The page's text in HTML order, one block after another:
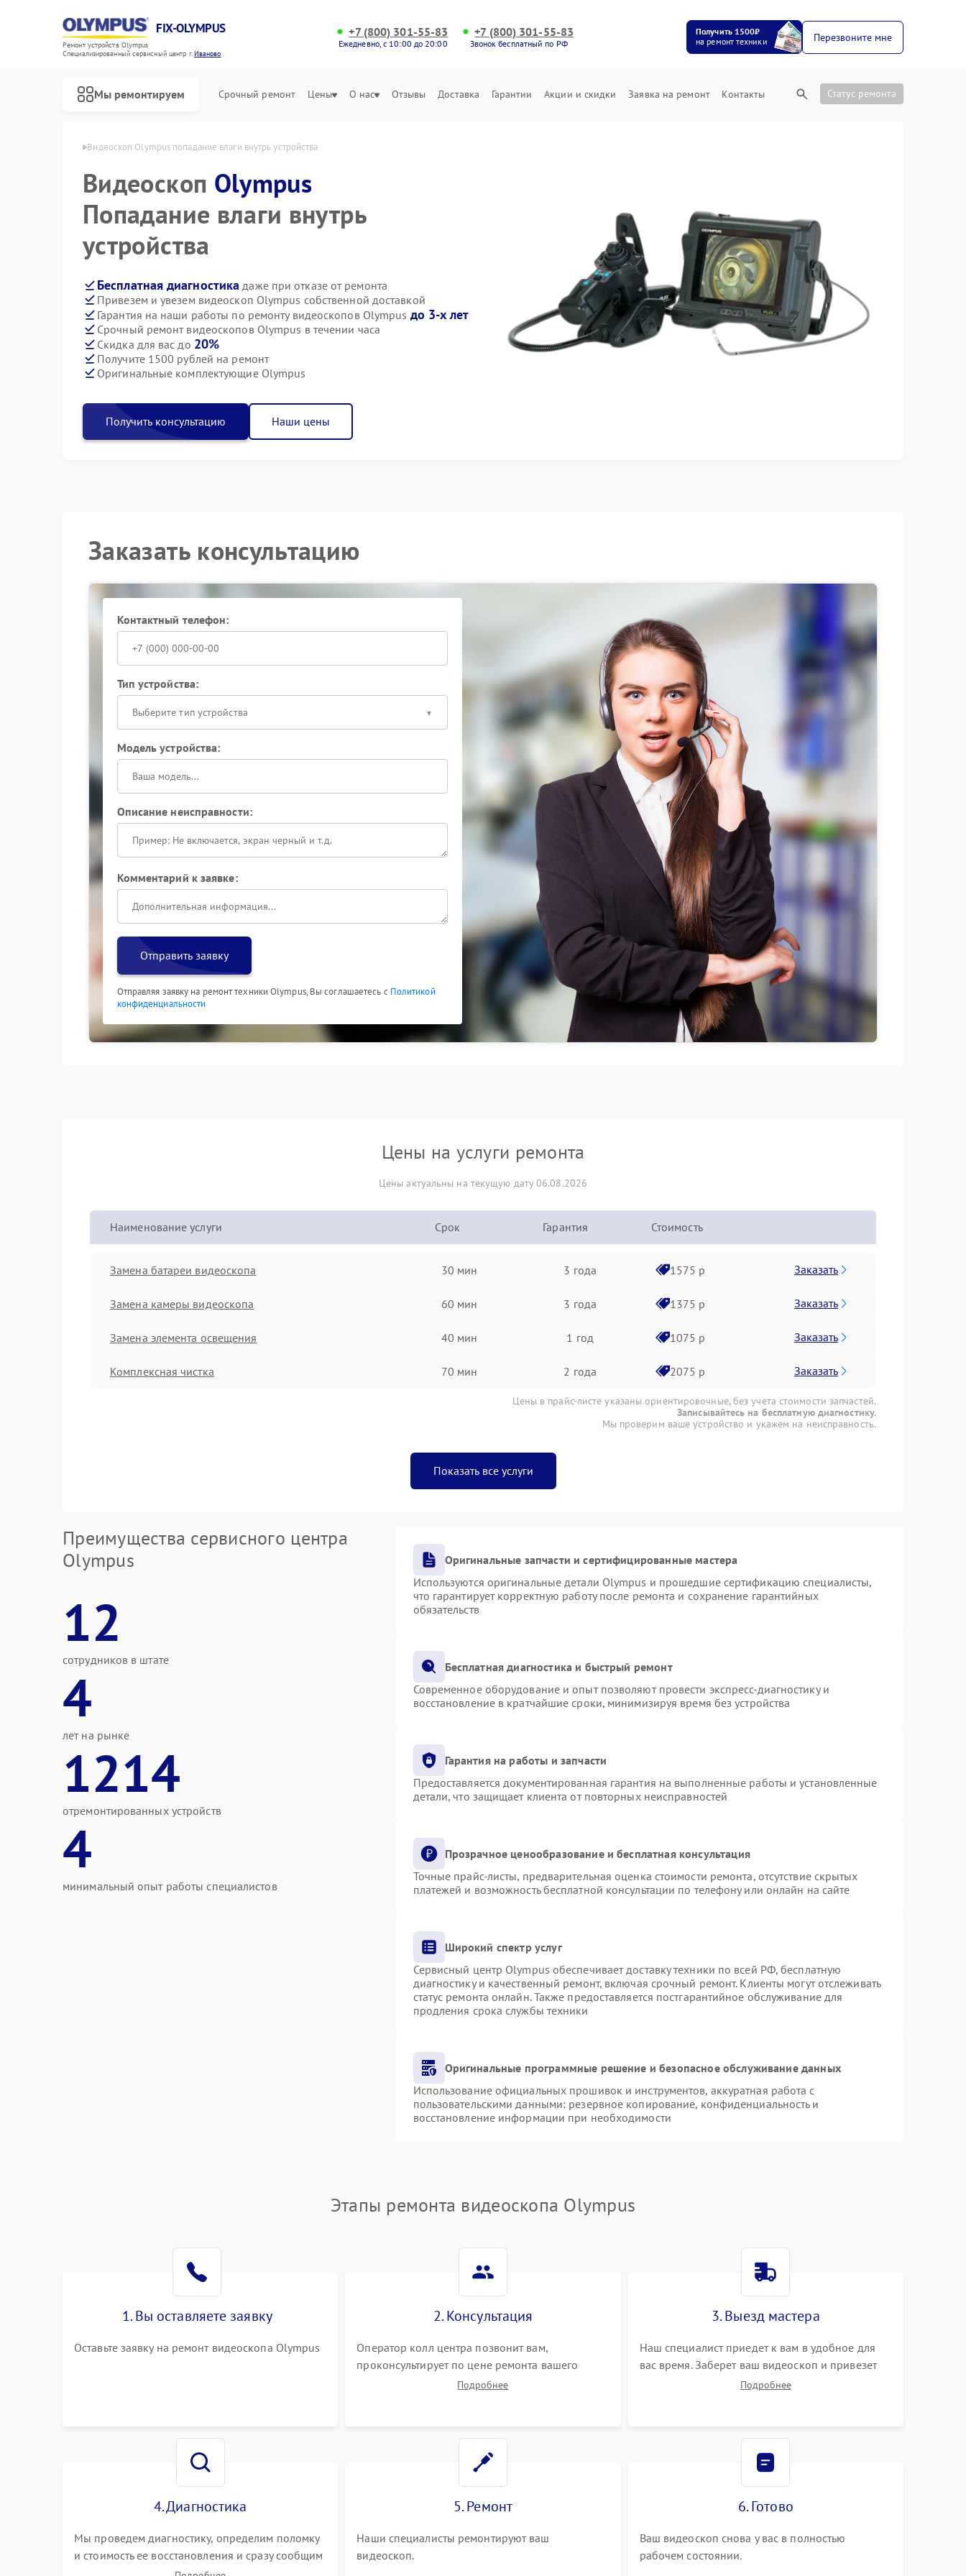
FIX-OLYMPUS
Ремонт устройств Olympus
Специализированный cервисный центр г.Иваново
+7 (800) 301-55-83
Ежедневно, с 10:00 до 20:00
+7 (800) 301-55-83
Звонок бесплатный по РФ
Получить 1500₽
на ремонт техники
Перезвоните мне
Мы ремонтируем Срочный ремонт Цены О нас Отзывы Доставка Гарантии Акции и скидки Заявка на ремонт Контакты Статус ремонта
Olympus в Иванове Видеоскоп Olympus попадание влаги внутрь устройства
Видеоскоп Olympus
Попадание влаги внутрь
устройства
Бесплатная диагностика даже при отказе от ремонта
Привезем и увезем видеоскоп Olympus собственной доставкой
Гарантия на наши работы по ремонту видеоскопов Olympus до 3-х лет
Срочный ремонт видеоскопов Olympus в течении часа
Скидка для вас до 20%
Получите 1500 рублей на ремонт
Оригинальные комплектующие Olympus
Получить консультацию Наши цены
Заказать консультацию
Контактный телефон:
Тип устройства:
Выберите тип устройства
Модель устройства:
Описание неисправности:
Комментарий к заявке:
Отправить заявку
Отправляя заявку на ремонт техники Olympus, Вы соглашаетесь с Политикой
конфиденциальности
Цены на услуги ремонта
Цены актуальны на текущую дату 06.08.2026
Наименование услуги Срок Гарантия Стоимость
Замена батареи видеоскопа 30 мин 3 года 1575 р Заказать
Замена камеры видеоскопа 60 мин 3 года 1375 р Заказать
Замена элемента освещения 40 мин 1 год 1075 р Заказать
Комплексная чистка 70 мин 2 года 2075 р Заказать
Цены в прайс-листе указаны ориентировочные, без учета стоимости запчастей.
Записывайтесь на бесплатную диагностику.
Мы проверим ваше устройство и укажем на неисправность.
Показать все услуги
Преимущества сервисного центра
Olympus
12
сотрудников в штате
4
лет на рынке
1214
отремонтированных устройств
4
минимальный опыт работы специалистов
Оригинальные запчасти и сертифицированные мастера
Используются оригинальные детали Olympus и прошедшие сертификацию специалисты,
что гарантирует корректную работу после ремонта и сохранение гарантийных
обязательств
Бесплатная диагностика и быстрый ремонт
Современное оборудование и опыт позволяют провести экспресс-диагностику и
восстановление в кратчайшие сроки, минимизируя время без устройства
Гарантия на работы и запчасти
Предоставляется документированная гарантия на выполненные работы и установленные
детали, что защищает клиента от повторных неисправностей
Прозрачное ценообразование и бесплатная консультация
Точные прайс-листы, предварительная оценка стоимости ремонта, отсутствие скрытых
платежей и возможность бесплатной консультации по телефону или онлайн на сайте
Широкий спектр услуг
Сервисный центр Olympus обеспечивает доставку техники по всей РФ, бесплатную
диагностику и качественный ремонт, включая срочный ремонт. Клиенты могут отслеживать
статус ремонта онлайн. Также предоставляется постгарантийное обслуживание для
продления срока службы техники
Оригинальные программные решение и безопасное обслуживание данных
Использование официальных прошивок и инструментов, аккуратная работа с
пользовательскими данными: резервное копирование, конфиденциальность и
восстановление информации при необходимости
Этапы ремонта видеоскопа Olympus
1. Вы оставляете заявку
Оставьте заявку на ремонт видеоскопа Olympus
2. Консультация
Оператор колл центра позвонит вам,
проконсультирует по цене ремонта вашего
видеоскопа а также ответит на все ваши
Подробнее
3. Выезд мастера
Наш специалист приедет к вам в удобное для
вас время. Заберет ваш видеоскоп и привезет
на склад для диагностики.
Подробнее
4. Диагностика
Мы проведем диагностику, определим поломку
и стоимость ее восстановления и сразу сообщим
вам о сроках ее починки
5. Ремонт
Наши специалисты ремонтируют ваш
видеоскоп.
6. Готово
Ваш видеоскоп снова у вас в полностью
рабочем состоянии.